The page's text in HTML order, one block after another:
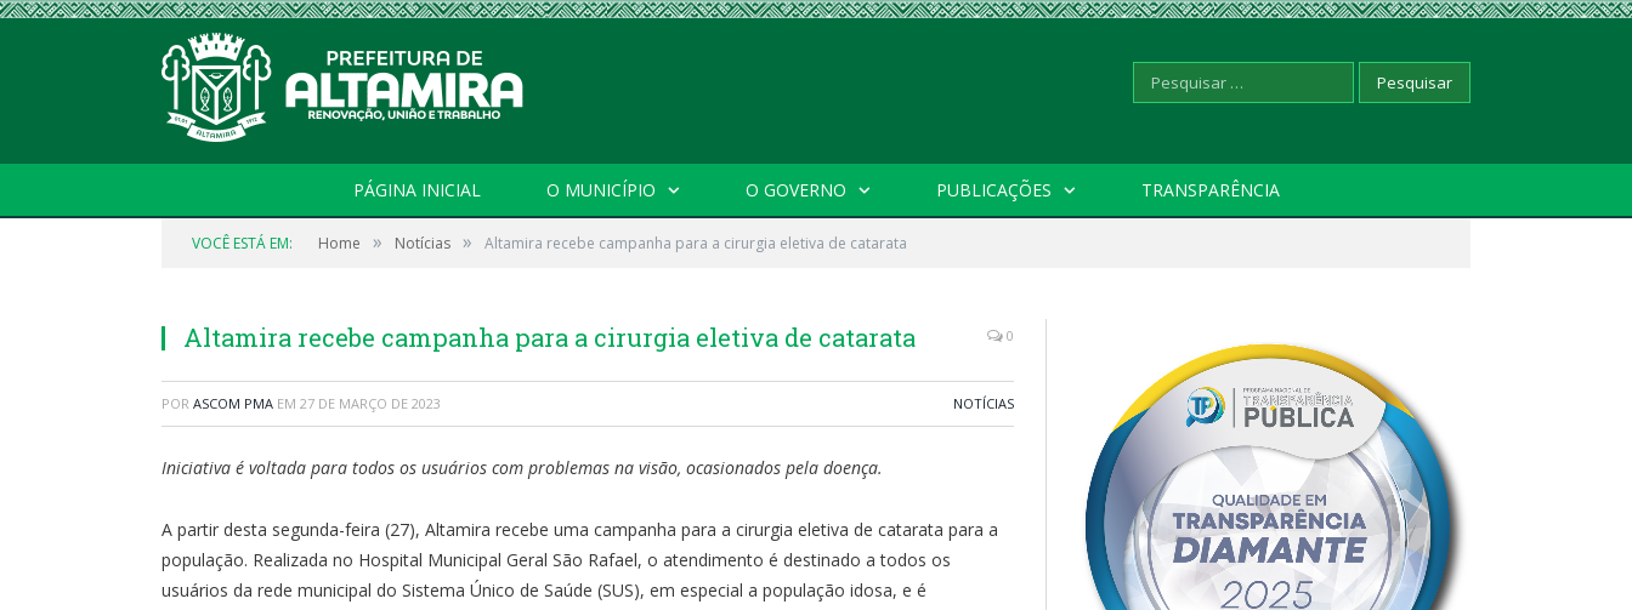
Pesquisar
PÁGINA INICIAL O MUNICÍPIO O GOVERNO PUBLICAÇÕES TRANSPARÊNCIA
VOCÊ ESTÁ EM: Home » Notícias » Altamira recebe campanha para a cirurgia eletiva de catarata
Altamira recebe campanha para a cirurgia eletiva de catarata 0
POR ASCOM PMA EM 27 DE MARÇO DE 2023 NOTÍCIAS
Iniciativa é voltada para todos os usuários com problemas na visão, ocasionados pela doença.
A partir desta segunda-feira (27), Altamira recebe uma campanha para a cirurgia eletiva de catarata para a
população. Realizada no Hospital Municipal Geral São Rafael, o atendimento é destinado a todos os
usuários da rede municipal do Sistema Único de Saúde (SUS), em especial a população idosa, e é